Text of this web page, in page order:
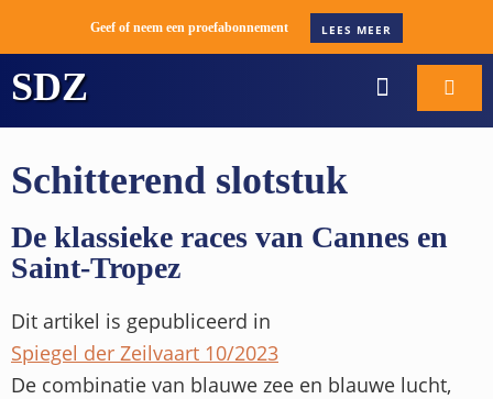
Geef of neem een proefabonnement LEES MEER
SDZ
Schitterend slotstuk
De klassieke races van Cannes en
Saint-Tropez
Dit artikel is gepubliceerd in
Spiegel der Zeilvaart 10/2023
De combinatie van blauwe zee en blauwe lucht,